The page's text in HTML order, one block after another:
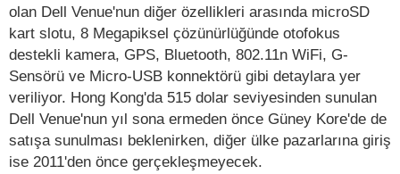
olan Dell Venue'nun diğer özellikleri arasında microSD
kart slotu, 8 Megapiksel çözünürlüğünde otofokus
destekli kamera, GPS, Bluetooth, 802.11n WiFi, G-
Sensörü ve Micro-USB konnektörü gibi detaylara yer
veriliyor. Hong Kong'da 515 dolar seviyesinden sunulan
Dell Venue'nun yıl sona ermeden önce Güney Kore'de de
satışa sunulması beklenirken, diğer ülke pazarlarına giriş
ise 2011'den önce gerçekleşmeyecek.